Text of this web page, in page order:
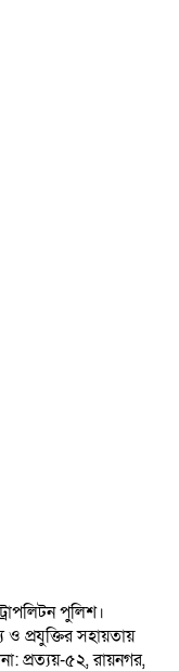
পুলিশ।
প্রযুক্তির সহায়তায়
প্রত্যয়-৫২, রায়নগর,